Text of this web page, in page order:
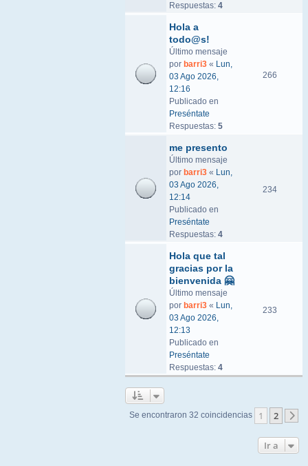
Respuestas: 4
Hola a
todo@s!
Último mensaje
por barri3 « Lun,
03 Ago 2026,
12:16
Publicado en
Preséntate
Respuestas: 5
266
me presento
Último mensaje
por barri3 « Lun,
03 Ago 2026,
12:14
Publicado en
Preséntate
Respuestas: 4
234
Hola que tal
gracias por la
bienvenida 🤗
Último mensaje
por barri3 « Lun,
03 Ago 2026,
12:13
Publicado en
Preséntate
Respuestas: 4
233
Se encontraron 32 coincidencias 1 2
Ir a